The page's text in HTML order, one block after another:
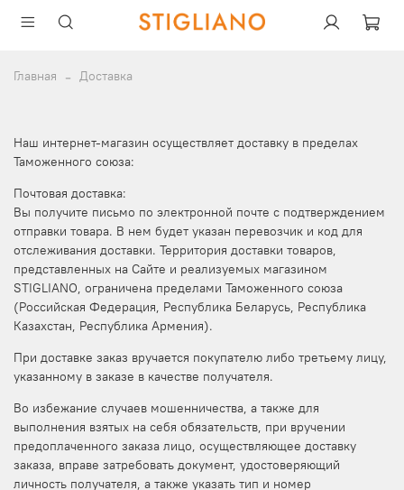
Главная Доставка
Наш интернет-магазин осуществляет доставку в пределах
Таможенного союза:
Почтовая доставка:
Вы получите письмо по электронной почте с подтверждением
отправки товара. В нем будет указан перевозчик и код для
отслеживания доставки. Территория доставки товаров,
представленных на Сайте и реализуемых магазином
STIGLIANO, ограничена пределами Таможенного союза
(Российская Федерация, Республика Беларусь, Республика
Казахстан, Республика Армения).
При доставке заказ вручается покупателю либо третьему лицу,
указанному в заказе в качестве получателя.
Во избежание случаев мошенничества, а также для
выполнения взятых на себя обязательств, при вручении
предоплаченного заказа лицо, осуществляющее доставку
заказа, вправе затребовать документ, удостоверяющий
личность получателя, а также указать тип и номер